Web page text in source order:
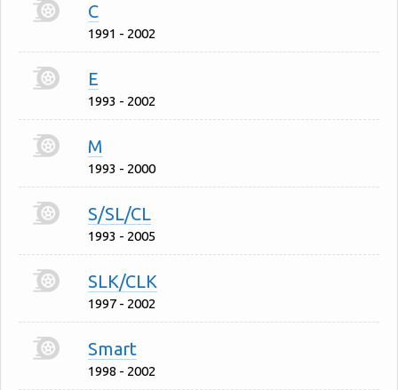
C
1991 - 2002
E
1993 - 2002
M
1993 - 2000
S/SL/CL
1993 - 2005
SLK/CLK
1997 - 2002
Smart
1998 - 2002